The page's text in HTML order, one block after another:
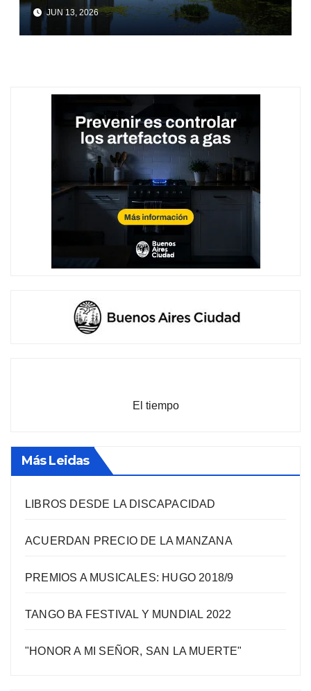
JUN 13, 2026
El tiempo
Más Leidas
LIBROS DESDE LA DISCAPACIDAD
ACUERDAN PRECIO DE LA MANZANA
PREMIOS A MUSICALES: HUGO 2018/9
TANGO BA FESTIVAL Y MUNDIAL 2022
"HONOR A MI SEÑOR, SAN LA MUERTE"